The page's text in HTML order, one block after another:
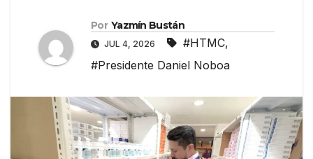
Por Yazmín Bustán
JUL 4, 2026 #HTMC,
#Presidente Daniel Noboa